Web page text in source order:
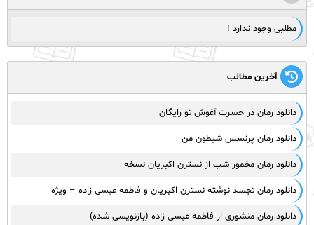
مطلبی وجود ندارد !
آخرین مطالب
دانلود رمان در حسرت آغوش تو رایگان
دانلود رمان پرنسس شیطون من
دانلود رمان مخمور شب از نسترن اکبریان نسخه
دانلود رمان تجسد نوشته نسترن اکبریان و فاطمه عیسی زاده – ویژه
دانلود رمان منشوری از فاطمه عیسی زاده (بازنویسی شده)